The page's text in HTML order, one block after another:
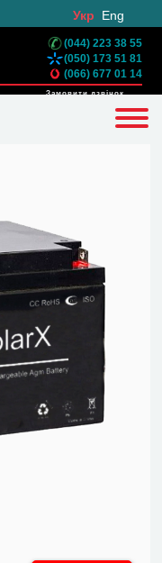
Укр Eng
(044) 223 38 55
(050) 173 51 81
(066) 677 01 14
Замовити дзвінок